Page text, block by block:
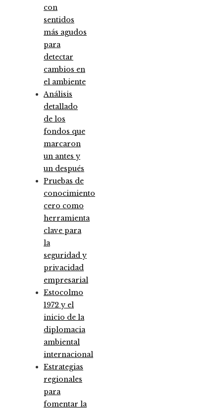
con
sentidos
más agudos
para
detectar
cambios en
el ambiente
Análisis
detallado
de los
fondos que
marcaron
un antes y
un después
Pruebas de
conocimiento
cero como
herramienta
clave para
la
seguridad y
privacidad
empresarial
Estocolmo
1972 y el
inicio de la
diplomacia
ambiental
internacional
Estrategias
regionales
para
fomentar la